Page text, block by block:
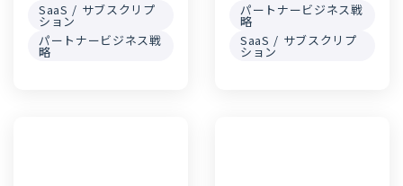
SaaS / サブスクリプ
ション
パートナービジネス戦
略
パートナービジネス戦
略
SaaS / サブスクリプ
ション